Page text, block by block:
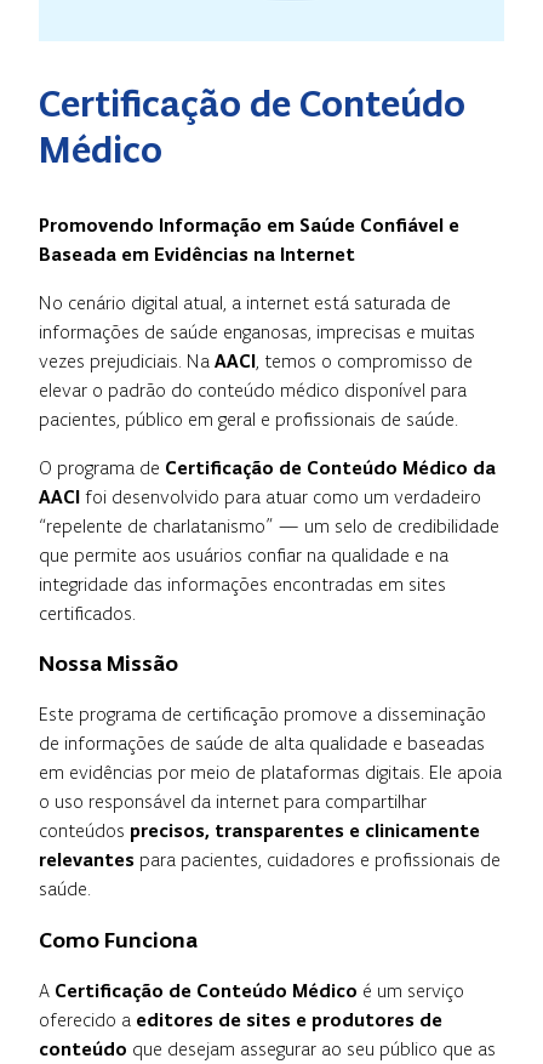
Certificação de Conteúdo
Médico
Promovendo Informação em Saúde Confiável e
Baseada em Evidências na Internet
No cenário digital atual, a internet está saturada de
informações de saúde enganosas, imprecisas e muitas
vezes prejudiciais. Na AACI , temos o compromisso de
elevar o padrão do conteúdo médico disponível para
pacientes, público em geral e profissionais de saúde.
O programa de Certificação de Conteúdo Médico da
AACI foi desenvolvido para atuar como um verdadeiro
“repelente de charlatanismo” — um selo de credibilidade
que permite aos usuários confiar na qualidade e na
integridade das informações encontradas em sites
certificados.
Nossa Missão
Este programa de certificação promove a disseminação
de informações de saúde de alta qualidade e baseadas
em evidências por meio de plataformas digitais. Ele apoia
o uso responsável da internet para compartilhar
conteúdos precisos, transparentes e clinicamente
relevantes para pacientes, cuidadores e profissionais de
saúde.
Como Funciona
A Certificação de Conteúdo Médico é um serviço
oferecido a editores de sites e produtores de
conteúdo que desejam assegurar ao seu público que as